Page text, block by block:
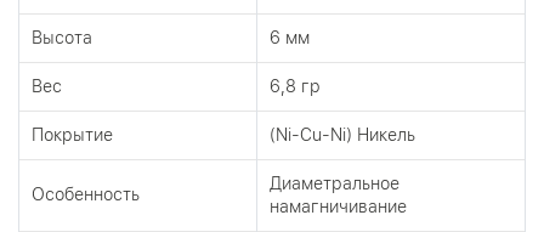
Высота 6 мм
Вес 6,8 гр
Покрытие (Ni-Cu-Ni) Никель
Особенность
Диаметральное
намагничивание